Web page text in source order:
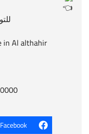
in Al althahir